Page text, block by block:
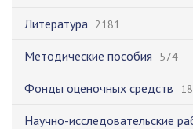
Литература 2181
Методические пособия 574
Фонды оценочных средств
Научно-исследовательские